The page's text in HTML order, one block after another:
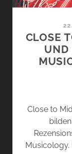
CLOSE
UND
Close to
Musicology.